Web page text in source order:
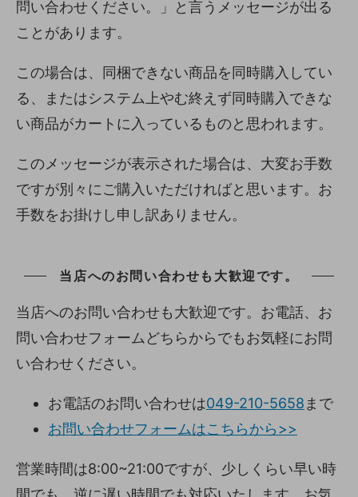
問い合わせください。」と言うメッセージが出る
ことがあります。
この場合は、同梱できない商品を同時購入してい
る、またはシステム上やむ終えず同時購入できな
い商品がカートに入っているものと思われます。
このメッセージが表示された場合は、大変お手数
ですが別々にご購入いただければと思います。お
手数をお掛けし申し訳ありません。
当店へのお問い合わせも大歓迎です。
当店へのお問い合わせも大歓迎です。お電話、お
問い合わせフォームどちらからでもお気軽にお問
い合わせください。
お電話のお問い合わせは049-210-5658 まで
お問い合わせフォームはこちらから>>
営業時間は8:00~21:00ですが、少しくらい早い時